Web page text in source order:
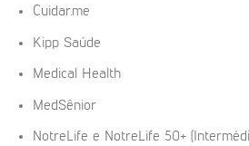
Cuidar.me
Kipp Saúde
Medical Health
MedSênior
NotreLife e NotreLife 50+